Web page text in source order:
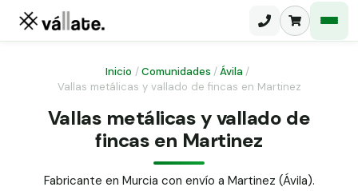
Malla ganadera
Malla simple torsión
Puerta abatible dos hojas
Puerta acceso peatonal
Inicio /Comunidades /Ávila /
Vallas metálicas y vallado de fincas en Martinez
Vallas metálicas y vallado de
fincas en Martinez
Fabricante en Murcia con envío a Martinez (Ávila).